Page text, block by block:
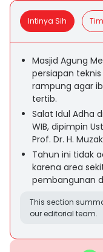
Intinya Sih
Masjid Agung
persiapan
rampung agar
tertib.
Salat Idul Adha
WIB, dipimpin
Prof. Dr. H.
Tahun ini tidak
karena area
pembangunan
This section
our editorial team.